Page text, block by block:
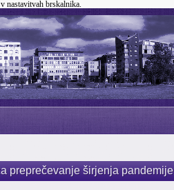
nastavitvah brskalnika.
preprečevanje širjenja pandemije